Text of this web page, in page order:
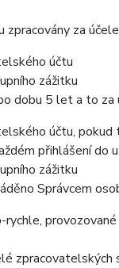
zpracovány za
účtu
zážitku
dobu 5 let a to za
účtu,
přihlášení do
zážitku
Správcem
zpracovatelských